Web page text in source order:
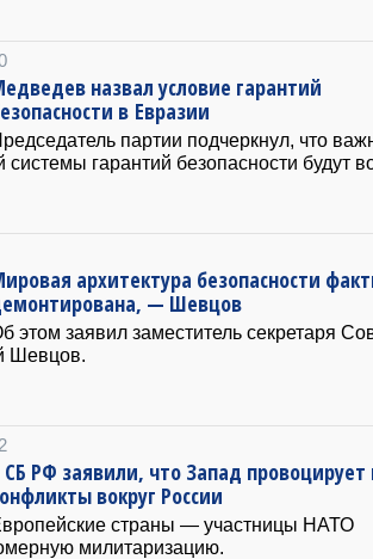
назвал условие гарантий
в Евразии
партии подчеркнул, что
системы гарантий безопасности будут
архитектура безопасности
— Шевцов
этом заявил заместитель секретаря
Шевцов.
СБ РФ заявили, что Запад
вокруг России
страны — участницы НАТО
милитаризацию.